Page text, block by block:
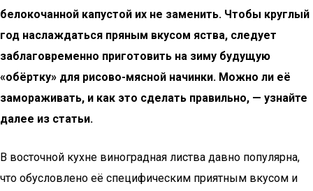
белокочанной капустой их не заменить. Чтобы круглый
год наслаждаться пряным вкусом яства, следует
заблаговременно приготовить на зиму будущую
«обёртку» для рисово-мясной начинки. Можно ли её
замораживать, и как это сделать правильно, — узнайте
далее из статьи.
В восточной кухне виноградная листва давно популярна,
что обусловлено её специфическим приятным вкусом и